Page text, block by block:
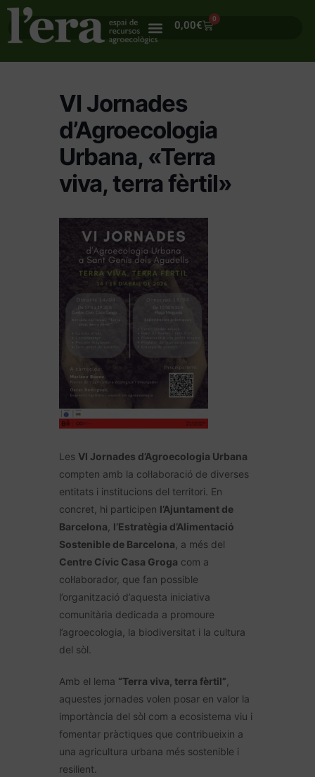
0,00€
0
VI Jornades
d’Agroecologia
Urbana, «Terra
viva, terra fèrtil»
Les VI Jornades d’Agroecologia Urbana
compten amb la col·laboració de diverses
entitats i institucions del territori. En
concret, hi participen l’Ajuntament de
Barcelona l’Estratègia d’Alimentació
Sostenible de Barcelona , a més del
Centre Cívic Casa Groga com a
col·laborador, que fan possible
l’organització d’aquesta iniciativa
comunitària dedicada a promoure
l’agroecologia, la biodiversitat i la cultura
del sòl.
Amb el lema “Terra viva, terra fèrtil”
aquestes jornades volen posar en valor la
importància del sòl com a ecosistema viu i
fomentar pràctiques que contribueixin a
una agricultura urbana més sostenible i
resilient.